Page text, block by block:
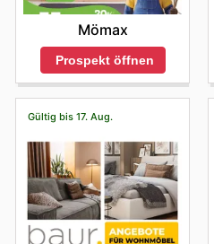
Mömax
Prospekt öffnen
Gültig bis 17. Aug.